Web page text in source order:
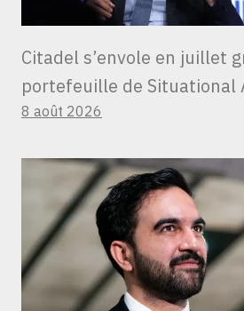
Citadel s’envole en juillet
portefeuille de Situational
8 août 2026